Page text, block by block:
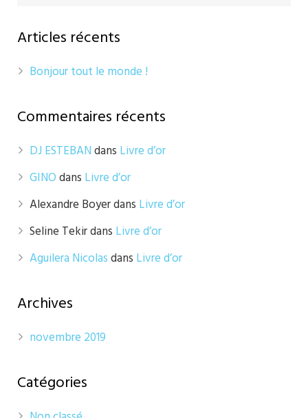
Articles récents
Bonjour tout le monde !
Commentaires récents
DJ ESTEBANdans Livre d’or
GINOdans Livre d’or
Alexandre Boyerdans Livre d’or
Seline Tekirdans Livre d’or
Aguilera Nicolasdans Livre d’or
Archives
novembre 2019
Catégories